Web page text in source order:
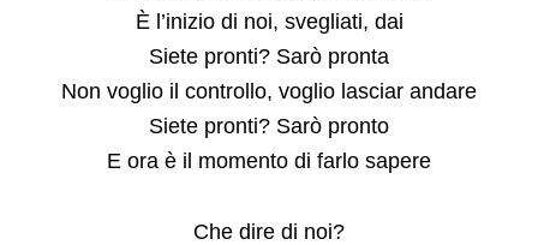
È l’inizio di noi, svegliati, dai
Siete pronti? Sarò pronta
Non voglio il controllo, voglio lasciar andare
Siete pronti? Sarò pronto
E ora è il momento di farlo sapere
Che dire di noi?